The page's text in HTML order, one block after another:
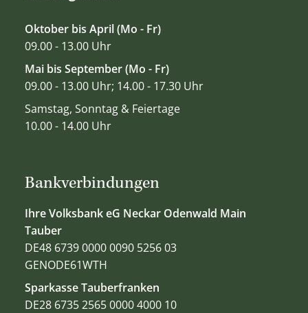
Bankverbindungen
Ihre Volksbank eG Neckar Odenwald Main
Tauber
DE48 6739 0000 0090 5256 03
GENODE61WTH
Sparkasse Tauberfranken
DE28 6735 2565 0000 4000 10
Oktober bis April (Mo - Fr)
09.00 - 13.00 Uhr
Mai bis September (Mo - Fr)
09.00 - 13.00 Uhr; 14.00 - 17.30 Uhr
Samstag, Sonntag & Feiertage
10.00 - 14.00 Uhr